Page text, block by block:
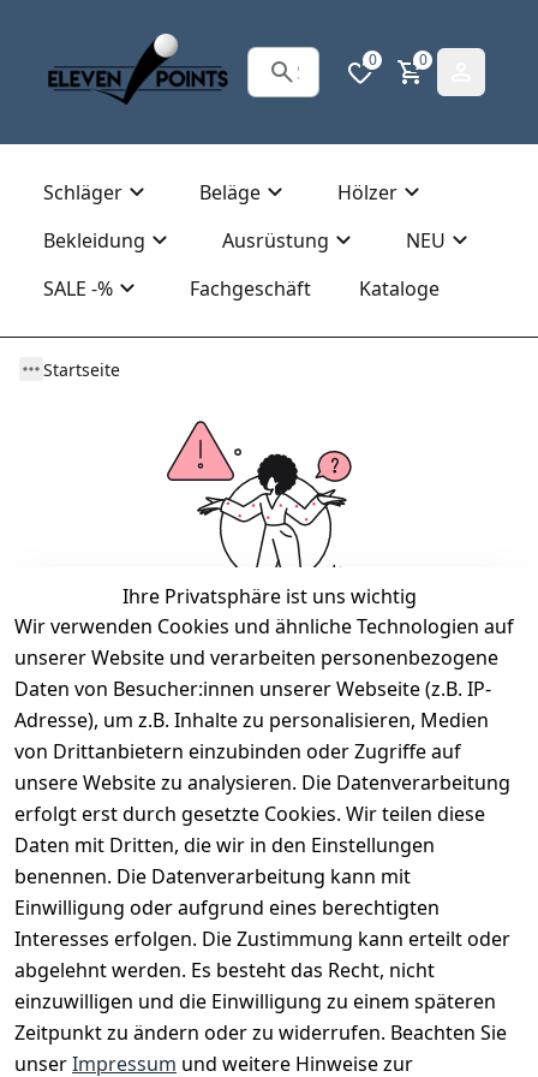
0 0
Schläger Beläge
Hölzer
Bekleidung
Ausrüstung
NEU
SALE -%
Fachgeschäft Kataloge
Startseite
Wir haben keine Artikel mehr in dieser Kategorie.
Haben Sie nicht gefunden, was Sie suchen?
Artikel durchsuchen
Ihre Privatsphäre ist uns wichtig
Wir verwenden Cookies und ähnliche Technologien auf
unserer Website und verarbeiten personenbezogene
Daten von Besucher:innen unserer Webseite (z.B. IP-
Adresse), um z.B. Inhalte zu personalisieren, Medien
von Drittanbietern einzubinden oder Zugriffe auf
unsere Website zu analysieren. Die Datenverarbeitung
erfolgt erst durch gesetzte Cookies. Wir teilen diese
Daten mit Dritten, die wir in den Einstellungen
benennen. Die Datenverarbeitung kann mit
Einwilligung oder aufgrund eines berechtigten
Interesses erfolgen. Die Zustimmung kann erteilt oder
abgelehnt werden. Es besteht das Recht, nicht
einzuwilligen und die Einwilligung zu einem späteren
Zeitpunkt zu ändern oder zu widerrufen. Beachten Sie
unserImpressum und weitere Hinweise zur
Rechtliches
AGB
Impressum
Datenschutze
rklärung
Barrierefreihe
Services
Kontakt
Registrieren
Katalog
Zahlungsm
öglichkeite
n
Vorkasse
PayPal
Visa
Versanddie
nstleister
Post